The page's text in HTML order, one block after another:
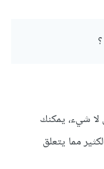
شيء، يمكنك
مما يتعلق